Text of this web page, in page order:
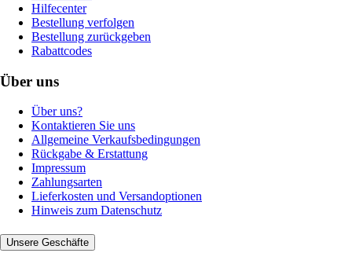
Hilfecenter
Bestellung verfolgen
Bestellung zurückgeben
Rabattcodes
Über uns
Über uns?
Kontaktieren Sie uns
Allgemeine Verkaufsbedingungen
Rückgabe & Erstattung
Impressum
Zahlungsarten
Lieferkosten und Versandoptionen
Hinweis zum Datenschutz
Unsere Geschäfte